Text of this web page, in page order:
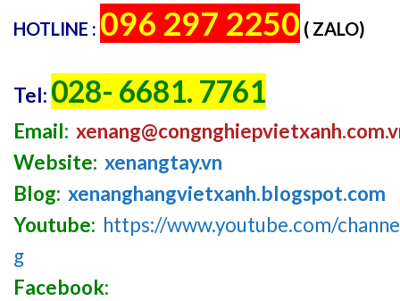
HOTLINE : 096 297 2250 ( ZALO)
Tel: 028- 6681. 7761
Email:
Website: xenangtay.vn
Blog: xenanghangvietxanh.blogspot.com
Youtube: https://www.youtube.com/
g
Facebook: